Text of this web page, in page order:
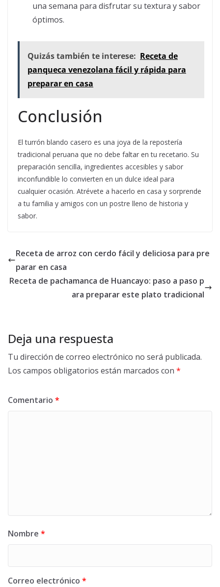
una semana para disfrutar su textura y sabor
óptimos.
Quizás también te interese: Receta de
panqueca venezolana fácil y rápida para
preparar en casa
Conclusión
El turrón blando casero es una joya de la repostería
tradicional peruana que no debe faltar en tu recetario. Su
preparación sencilla, ingredientes accesibles y sabor
inconfundible lo convierten en un dulce ideal para
cualquier ocasión. Atrévete a hacerlo en casa y sorprende
a tu familia y amigos con un postre lleno de historia y
sabor.
Receta de arroz con cerdo fácil y deliciosa para pre
parar en casa
Receta de pachamanca de Huancayo: paso a paso p
ara preparar este plato tradicional
Deja una respuesta
Tu dirección de correo electrónico no será publicada.
Los campos obligatorios están marcados con *
Comentario *
Nombre *
Correo electrónico *